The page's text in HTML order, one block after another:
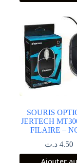
SOURIS
JERTECH
FILAIRE –
4.50 د.ت
Ajouter au